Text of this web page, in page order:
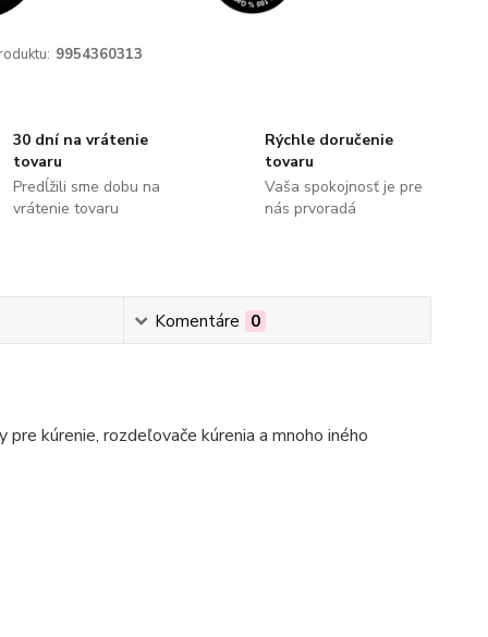
9954360313
30 dní na vrátenie
tovaru
Predĺžili sme dobu na
vrátenie tovaru
Rýchle doručenie
tovaru
Vaša spokojnosť je pre
nás prvoradá
Komentáre 0
kúrenie, rozdeľovače kúrenia a mnoho iného